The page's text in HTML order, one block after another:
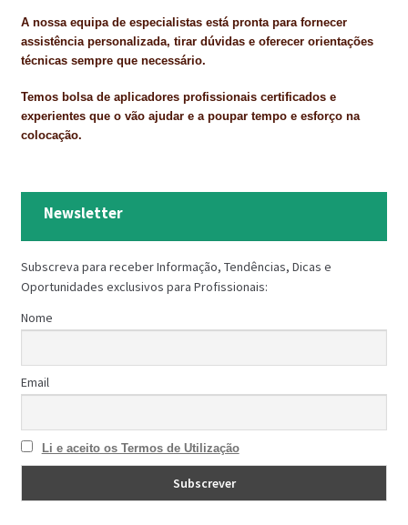
A nossa equipa de especialistas está pronta para fornecer
assistência personalizada, tirar dúvidas e oferecer orientações
técnicas sempre que necessário.
Temos bolsa de aplicadores profissionais certificados e
experientes que o vão ajudar e a poupar tempo e esforço na
colocação.
Newsletter
Subscreva para receber Informação, Tendências, Dicas e
Oportunidades exclusivos para Profissionais:
Nome
Email
Li e aceito os Termos de Utilização